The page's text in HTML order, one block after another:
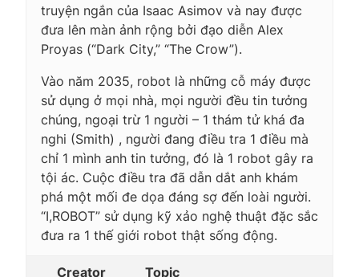
truyện ngắn của Isaac Asimov và nay được
đưa lên màn ảnh rộng bởi đạo diễn Alex
Proyas (“Dark City,” “The Crow”).
Vào năm 2035, robot là những cỗ máy được
sử dụng ở mọi nhà, mọi người đều tin tưởng
chúng, ngoại trừ 1 người – 1 thám tử khá đa
nghi (Smith) , người đang điều tra 1 điều mà
chỉ 1 mình anh tin tưởng, đó là 1 robot gây ra
tội ác. Cuộc điều tra đã dẫn dắt anh khám
phá một mối đe dọa đáng sợ đến loài người.
“I,ROBOT” sử dụng kỹ xảo nghệ thuật đặc sắc
đưa ra 1 thế giới robot thật sống động.
Creator Topic